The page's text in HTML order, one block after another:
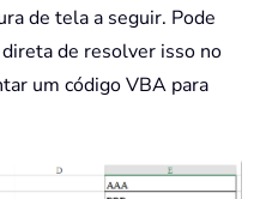
de tela a seguir. Pode
de resolver isso no
um código VBA para